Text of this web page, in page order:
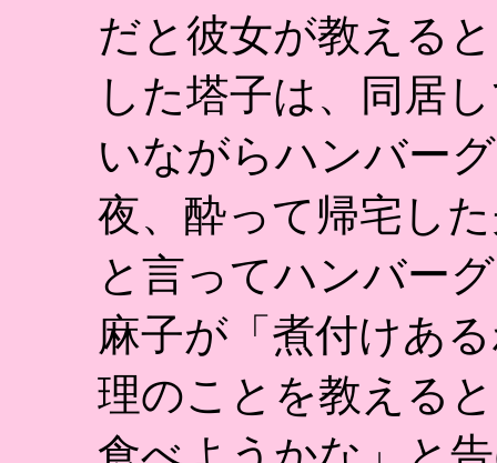
だと彼女が教える
した塔子は、同居
いながらハンバー
夜、酔って帰宅し
と言ってハンバー
麻子が「煮付けあ
理のことを教える